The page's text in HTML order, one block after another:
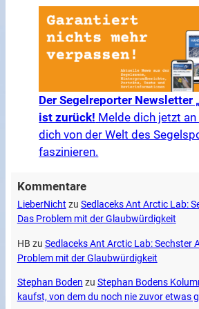
Der Segelreporter Newsletter
ist zurück! Melde dich jetzt
dich von der Welt des
faszinieren.
Kommentare
LieberNicht zu Sedlaceks Ant Arctic Lab:
Das Problem mit der Glaubwürdigkeit
HB zu Sedlaceks Ant Arctic Lab: Sechster
Problem mit der Glaubwürdigkeit
Stephan Boden zu Stephan Bodens
kaufst, von dem du noch nie zuvor etwas